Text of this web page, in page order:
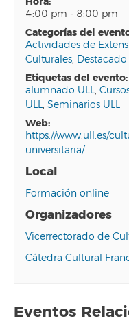
4:00 pm - 8:00 pm
categorías del
Actividades de
Culturales, Destacado
etiquetas del evento:
alumnado ULL,
ULL,Seminarios ULL
web:
https://www.ull.es/
universitaria/
Local
Formación online
Organizadores
Vicerrectorado de
Cátedra Cultural
Eventos